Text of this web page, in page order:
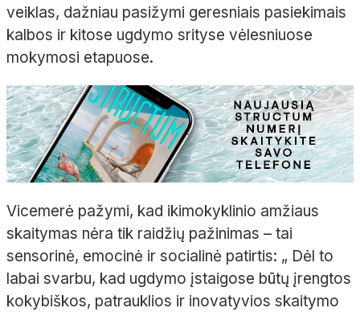
veiklas, dažniau pasižymi geresniais pasiekimais
kalbos ir kitose ugdymo srityse vėlesniuose
mokymosi etapuose.
Vicemerė pažymi, kad ikimokyklinio amžiaus
skaitymas nėra tik raidžių pažinimas – tai
sensorinė, emocinė ir socialinė patirtis: „ Dėl to
labai svarbu, kad ugdymo įstaigose būtų įrengtos
kokybiškos, patrauklios ir inovatyvios skaitymo